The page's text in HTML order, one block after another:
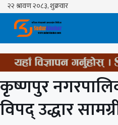
Skip
content
कृष्णपुर
विपद् उद्धार